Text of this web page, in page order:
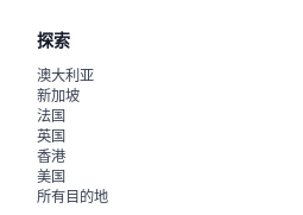
探索
澳大利亚
新加坡
法国
英国
香港
美国
所有目的地